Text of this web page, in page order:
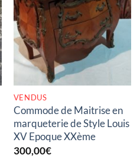
RUPTURE DE STOCK
VENDUS
Commode de Maitrise en
marqueterie de Style Louis
XV Epoque XXème
300,00€